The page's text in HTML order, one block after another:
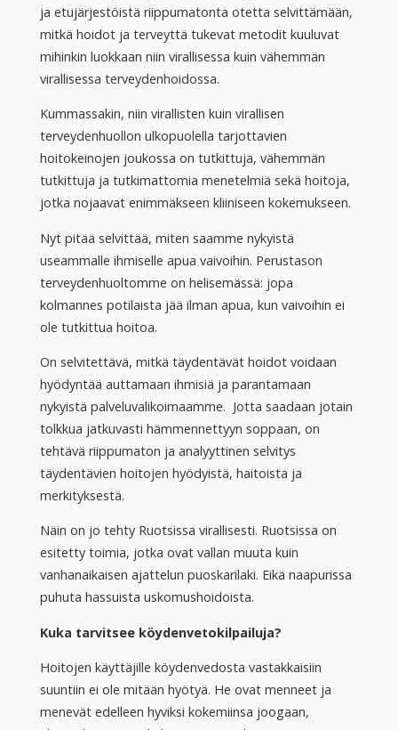
ja etujärjestöistä riippumatonta otetta selvittämään,
mitkä hoidot ja terveyttä tukevat metodit kuuluvat
mihinkin luokkaan niin virallisessa kuin vähemmän
virallisessa terveydenhoidossa.
Kummassakin, niin virallisten kuin virallisen
terveydenhuollon ulkopuolella tarjottavien
hoitokeinojen joukossa on tutkittuja, vähemmän
tutkittuja ja tutkimattomia menetelmiä sekä hoitoja,
jotka nojaavat enimmäkseen kliiniseen kokemukseen.
Nyt pitää selvittää, miten saamme nykyistä
useammalle ihmiselle apua vaivoihin. Perustason
terveydenhuoltomme on helisemässä: jopa
kolmannes potilaista jää ilman apua, kun vaivoihin ei
ole tutkittua hoitoa.
On selvitettävä, mitkä täydentävät hoidot voidaan
hyödyntää auttamaan ihmisiä ja parantamaan
nykyistä palveluvalikoimaamme. Jotta saadaan jotain
tolkkua jatkuvasti hämmennettyyn soppaan, on
tehtävä riippumaton ja analyyttinen selvitys
täydentävien hoitojen hyödyistä, haitoista ja
merkityksestä.
Näin on jo tehty Ruotsissa virallisesti. Ruotsissa on
esitetty toimia, jotka ovat vallan muuta kuin
vanhanaikaisen ajattelun puoskarilaki. Eikä naapurissa
puhuta hassuista uskomushoidoista.
Kuka tarvitsee köydenvetokilpailuja?
Hoitojen käyttäjille köydenvedosta vastakkaisiin
suuntiin ei ole mitään hyötyä. He ovat menneet ja
menevät edelleen hyviksi kokemiinsa joogaan,